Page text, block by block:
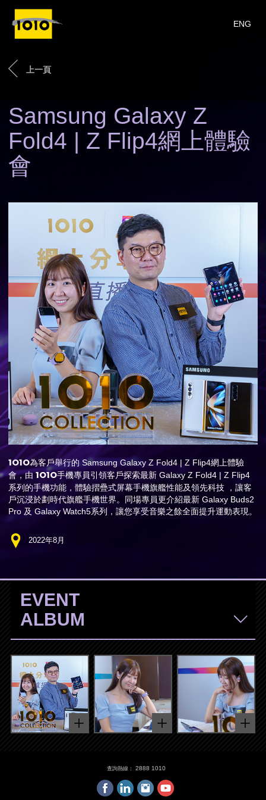
ENG
上一頁
Samsung Galaxy Z
Fold4 | Z Flip4網上體驗
會
1O1O為客戶舉行的 Samsung Galaxy Z Fold4 | Z Flip4網上體驗
會，由1O1O手機專員引領客戶探索最新 Galaxy Z Fold4 | Z Flip4
系列的手機功能，體驗摺疊式屏幕手機旗艦性能及領先科技 ，讓客
戶沉浸於劃時代旗艦手機世界。同場專員更介紹最新 Galaxy Buds2
Pro 及 Galaxy Watch5系列，讓您享受音樂之餘全面提升運動表現。
2022年8月
EVENT
ALBUM
查詢熱線： 2888 1010